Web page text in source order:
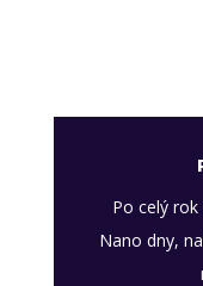
Po celý
Nano dny,